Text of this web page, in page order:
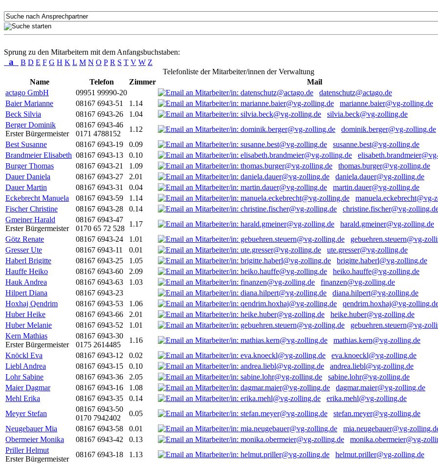
Sprung zu den Mitarbeitern mit dem Anfangsbuchstaben:
a B D E F G H K L M N O P R S T V W Z
Telefonliste der Mitarbeiter/innen der Verwaltung
Name
Telefon Zimmer
Mail
actago GmbH
09951 99990-20
datenschutz@actago.de
Baier Marianne
08167 6943-51 1.14
marianne.baier@vg-zolling.de
Beck Silvia
08167 6943-26 1.04
silvia.beck@vg-zolling.de
Berger Dominik
Erster Bürgermeister
08167 6943-46
0171 4788152
1.12
dominik.berger@vg-zolling.de
Best Susanne
08167 6943-19 0.09
susanne.best@vg-zolling.de
Brandmeier Elisabeth 08167 6943-13 0.10
Burger Thomas
08167 6943-21 1.09
thomas.burger@vg-zolling.de
Dauer Daniela
08167 6943-27 2.01
daniela.dauer@vg-zolling.de
Dauer Martin
08167 6943-31 0.04
martin.dauer@vg-zolling.de
Eckebrecht Manuela
08167 6943-59 1.14
manuela.eckebrecht@vg-
Fischer Christine
08167 6943-28 0.14
christine.fischer@vg-
Gmeiner Harald
Erster Bürgermeister
08167 6943-47
0170 65 72 528
1.17
harald.gmeiner@vg-zolling.de
Götz Renate
08167 6943-24 1.01
gebuehren.steuern@vg-
Gresser Ute
08167 6943-11 0.01
ute.gresser@vg-zolling.de
Haberl Brigitte
08167 6943-25 1.05
brigitte.haberl@vg-zolling.de
Hauffe Heiko
08167 6943-60 2.09
heiko.hauffe@vg-zolling.de
Hauk Andrea
08167 6943-63 1.03
finanzen@vg-zolling.de
Hilpert Diana
08167 6943-23
diana.hilpert@vg-zolling.de
Hoxhaj Qendrim
08167 6943-53 1.06
qendrim.hoxhaj@vg-
Huber Heike
08167 6943-66 2.01
heike.huber@vg-zolling.de
Huber Melanie
08167 6943-52 1.01
gebuehren.steuern@vg-
Kern Mathias
Erster Bürgermeister
08167 6943-30
0175 2614485
1.16
mathias.kern@vg-zolling.de
Knöckl Eva
08167 6943-12 0.02
eva.knoeckl@vg-zolling.de
Liebl Andrea
08167 6943-15 0.10
andrea.liebl@vg-zolling.de
Lohr Sabine
08167 6943-36 2.05
sabine.lohr@vg-zolling.de
Maier Dagmar
08167 6943-16 1.08
dagmar.maier@vg-zolling.de
Mehl Erika
08167 6943-35 0.14
erika.mehl@vg-zolling.de
Meyer Stefan
08167 6943-50
0170 7942402
0.05
stefan.meyer@vg-zolling.de
Neugebauer Mia
08167 6943-58 0.01
mia.neugebauer@vg-
Obermeier Monika
08167 6943-42 0.13
monika.obermeier@vg-
Priller Helmut
Erster Bürgermeister
08167 6943-18 1.13
helmut.priller@vg-zolling.de